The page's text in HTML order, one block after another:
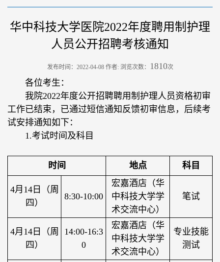
华中科技大学医院2022年度聘用制护理
人员公开招聘考核通知
发布时间：2022-04-08 作者: 浏览次数： 1810次
各位考生：
我院2022年度公开招聘聘用制护理人员资格初审
工作已结束，已通过短信通知反馈初审信息，后续考
试安排通知如下：
1.考试时间及科目
时间 地点 科目
4月14日（周
四）
8:30-10:00
宏嘉酒店（华
中科技大学学
术交流中心）
笔试
4月14日（周
四）
14:00-16:3
0
宏嘉酒店（华
中科技大学学
术交流中心）
专业技能
测试